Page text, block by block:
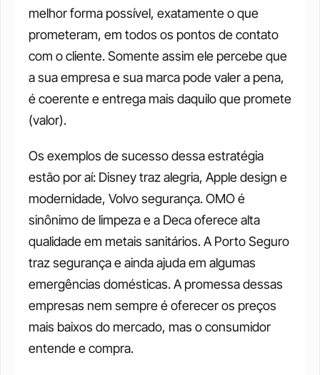
melhor forma possível, exatamente o que
prometeram, em todos os pontos de contato
com o cliente. Somente assim ele percebe que
a sua empresa e sua marca pode valer a pena,
é coerente e entrega mais daquilo que promete
(valor).
Os exemplos de sucesso dessa estratégia
estão por aí: Disney traz alegria, Apple design e
modernidade, Volvo segurança. OMO é
sinônimo de limpeza e a Deca oferece alta
qualidade em metais sanitários. A Porto Seguro
traz segurança e ainda ajuda em algumas
emergências domésticas. A promessa dessas
empresas nem sempre é oferecer os preços
mais baixos do mercado, mas o consumidor
entende e compra.